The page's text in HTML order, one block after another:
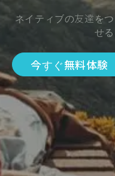
ネイティブの友達を
せ
今すぐ無料体験